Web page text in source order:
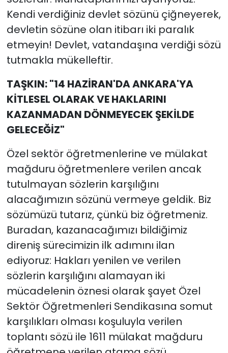
Kendi verdiğiniz devlet sözünü çiğneyerek,
devletin sözüne olan itibarı iki paralık
etmeyin! Devlet, vatandaşına verdiği sözü
tutmakla mükelleftir.
TAŞKIN: "14 HAZİRAN'DA ANKARA'YA
KİTLESEL OLARAK VE HAKLARINI
KAZANMADAN DÖNMEYECEK ŞEKİLDE
GELECEĞİZ"
Özel sektör öğretmenlerine ve mülakat
mağduru öğretmenlere verilen ancak
tutulmayan sözlerin karşılığını
alacağımızın sözünü vermeye geldik. Biz
sözümüzü tutarız, çünkü biz öğretmeniz.
Buradan, kazanacağımızı bildiğimiz
direniş sürecimizin ilk adımını ilan
ediyoruz: Hakları yenilen ve verilen
sözlerin karşılığını alamayan iki
mücadelenin öznesi olarak şayet Özel
Sektör Öğretmenleri Sendikasına somut
karşılıkları olması koşuluyla verilen
toplantı sözü ile 1611 mülakat mağduru